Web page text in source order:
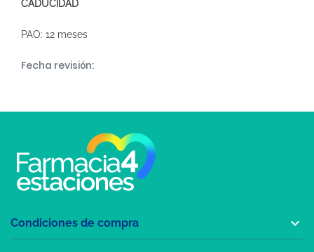
CADUCIDAD
PAO: 12 meses
Fecha revisión:
Condiciones de compra 